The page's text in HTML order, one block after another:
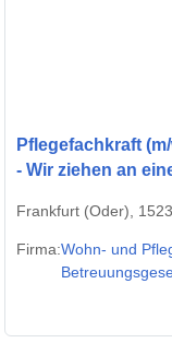
Pflegefachkraft
- Wir ziehen an
Frankfurt (Oder),
Firma:Wohn- und